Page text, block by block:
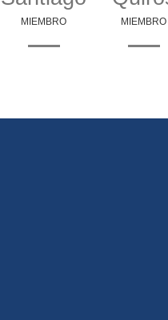
MIEMBRO MIEMBRO